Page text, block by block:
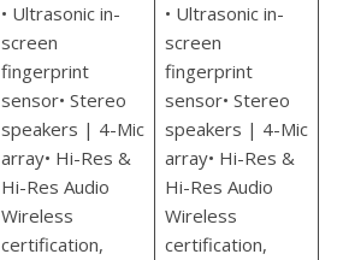
• Ultrasonic in-
screen
fingerprint
sensor• Stereo
speakers | 4-Mic
array• Hi-Res &
Hi-Res Audio
Wireless
certification,
• Ultrasonic in-
screen
fingerprint
sensor• Stereo
speakers | 4-Mic
array• Hi-Res &
Hi-Res Audio
Wireless
certification,